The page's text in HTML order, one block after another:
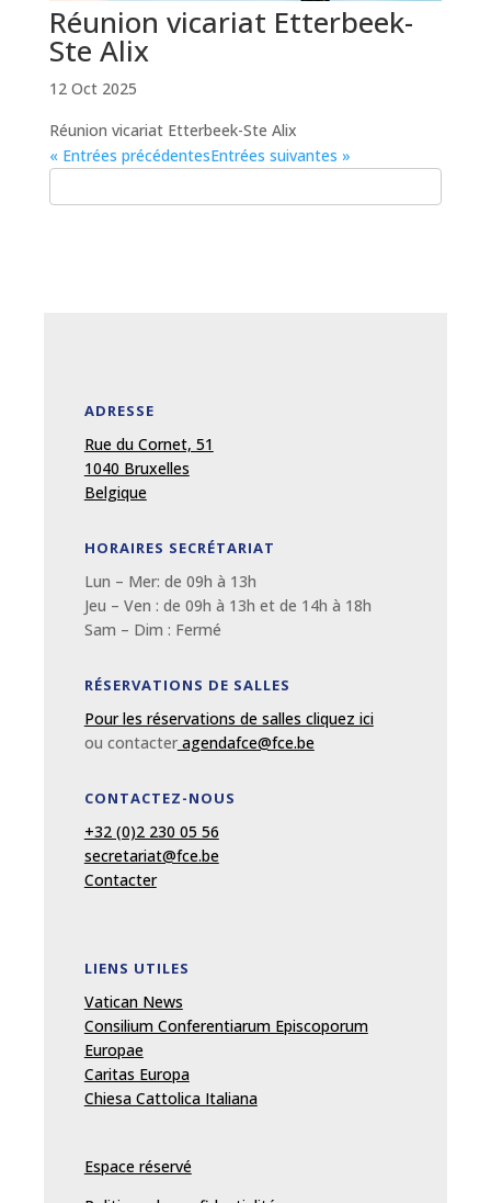
Réunion vicariat Etterbeek-
Ste Alix
12 Oct 2025
Réunion vicariat Etterbeek-Ste Alix
« Entrées précédentesEntrées suivantes »
ADRESSE
Rue du Cornet, 51
1040 Bruxelles
Belgique
HORAIRES SECRÉTARIAT
Lun – Mer: de 09h à 13h
Jeu – Ven : de 09h à 13h et de 14h à 18h
Sam – Dim : Fermé
RÉSERVATIONS DE SALLES
Pour les réservations de salles cliquez ici
ou contacteragendafce@fce.be
CONTACTEZ-NOUS
+32 (0)2 230 05 56
secretariat@fce.be
Contacter
LIENS UTILES
Vatican News
Consilium Conferentiarum Episcoporum
Europae
Caritas Europa
Chiesa Cattolica Italiana
Espace réservé